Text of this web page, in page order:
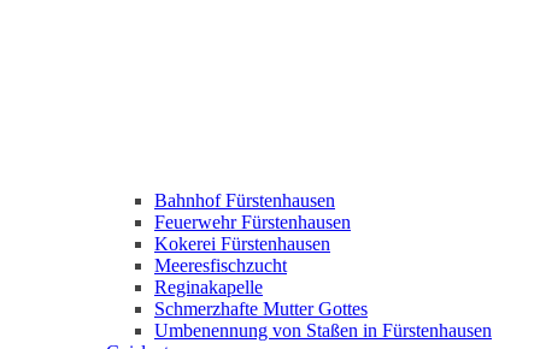
Bahnhof Fürstenhausen
Feuerwehr Fürstenhausen
Kokerei Fürstenhausen
Meeresfischzucht
Reginakapelle
Schmerzhafte Mutter Gottes
Umbenennung von Staßen in Fürstenhausen